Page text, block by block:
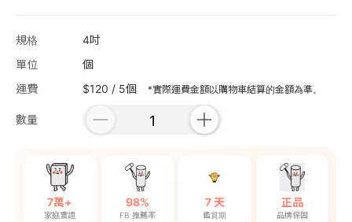
規格
4吋
單位
個
運費
$120 / 5個 *實際運費金額以購物車結算的金額為準。
數量
7萬+
家庭實證
98%
FB 推薦率
7 天
鑑賞期
正品
品牌保固